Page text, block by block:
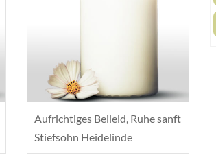
Aufrichtiges Beileid, Ruhe sanft
Stiefsohn Heidelinde